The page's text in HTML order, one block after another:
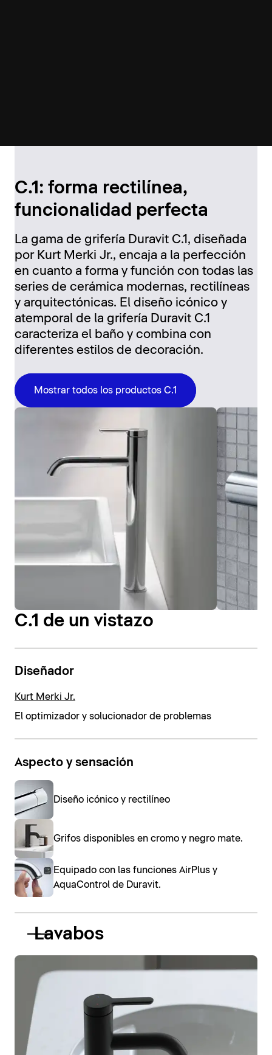
C.1: forma rectilínea,
funcionalidad perfecta
La gama de grifería Duravit C.1, diseñada
por Kurt Merki Jr., encaja a la perfección
en cuanto a forma y función con todas las
series de cerámica modernas, rectilíneas
y arquitectónicas. El diseño icónico y
atemporal de la grifería Duravit C.1
caracteriza el baño y combina con
diferentes estilos de decoración.
Mostrar todos los productos C.1
C.1 de un vistazo
Diseñador
Kurt Merki Jr.
El optimizador y solucionador de problemas
Aspecto y sensación
Diseño icónico y rectilíneo
Grifos disponibles en cromo y negro mate.
Equipado con las funciones AirPlus y
AquaControl de Duravit.
Lavabos